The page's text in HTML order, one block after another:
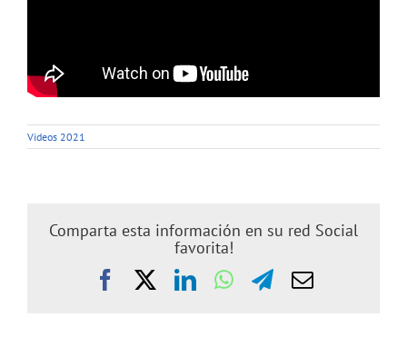
Videos 2021
Comparta esta información en su red Social
favorita!
FacebookLinkedIn
WhatsApp
Telegram
Correo